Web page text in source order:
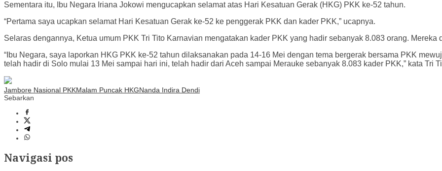
Sementara itu, Ibu Negara Iriana Jokowi mengucapkan selamat atas Hari Kesatuan Gerak (HKG) PKK ke-52 tahun.
“Pertama saya ucapkan selamat Hari Kesatuan Gerak ke-52 ke penggerak PKK dan kader PKK,” ucapnya.
Selaras dengannya, Ketua umum PKK Tri Tito Karnavian mengatakan kader PKK yang hadir sebanyak 8.083 orang. Mereka
“Ibu Negara, saya laporkan HKG PKK ke-52 tahun dilaksanakan pada 14-16 Mei dengan tema bergerak bersama PKK
telah hadir di Solo mulai 13 Mei sampai hari ini, telah hadir dari Aceh sampai Merauke sebanyak 8.083 kader PKK,” kata Tri
Jambore Nasional PKKMalam Puncak HKGNanda Indira Dendi
Sebarkan
Navigasi pos